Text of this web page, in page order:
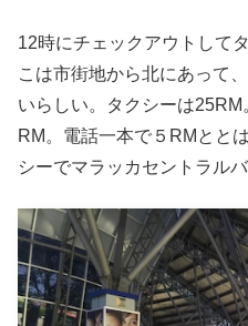
12時にチェックアウトして
こは市街地から北にあって
いらしい。タクシーは
RM。電話一本で５RMとと
シーでマラッカセントラル